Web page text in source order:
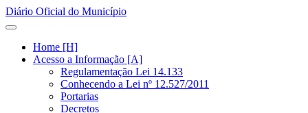
Diário Oficial do Município
Home [H]
Acesso a Informação [A]
Regulamentação Lei 14.133
Conhecendo a Lei nº 12.527/2011
Portarias
Decretos